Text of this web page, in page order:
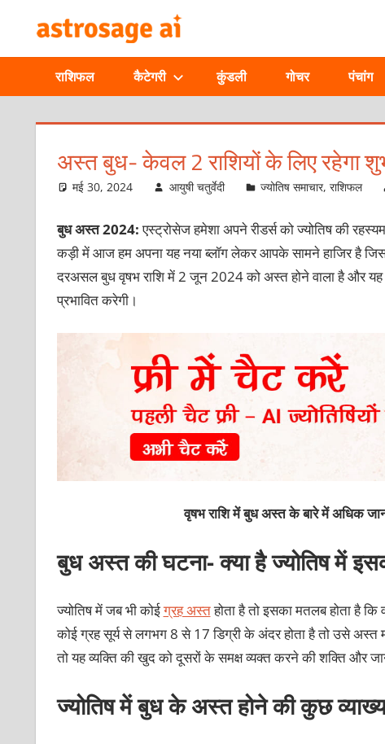
content
ASTROLOGICAL
JOURNAL
–
ASTROSAGE
MAGAZINE
राशिफल कैटेगरी कुंडली गोचर पंचांग
अस्त बुध- केवल 2 राशियों के लिए रहेगा
मई 30, 2024 आयुषी चतुर्वेदी ज्योतिष समाचार,राशिफल
बुध अस्त 2024:एस्ट्रोसेज हमेशा अपने रीडर्स को ज्योतिष की
कड़ी में आज हम अपना यह नया ब्लॉग लेकर आपके सामने हाजिर है
दरअसल बुध वृषभ राशि में 2 जून 2024 को अस्त होने वाला है और यह
प्रभावित करेगी।
वृषभ राशि मेंबुधअस्त के बारे में अधिक
बुध अस्त की घटना- क्या है ज्योतिष में
ज्योतिष में जब भी कोईग्रह अस्तहोता है तो इसका मतलब होता है
कोई ग्रह सूर्य से लगभग 8 से 17 डिग्री के अंदर होता है तो उसे अस्त
तो यह व्यक्ति की खुद को दूसरों के समक्ष व्यक्त करने की शक्ति और
ज्योतिष में बुध के अस्त होने की कुछ